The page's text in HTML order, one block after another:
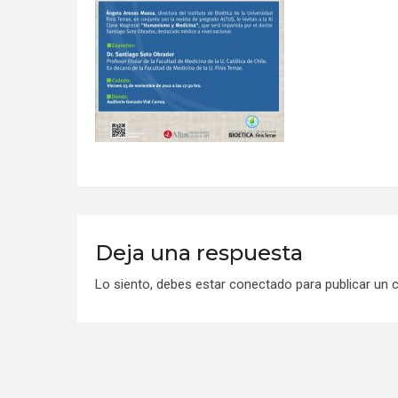
Deja una respuesta
Lo siento, debes estar conectado para publicar un